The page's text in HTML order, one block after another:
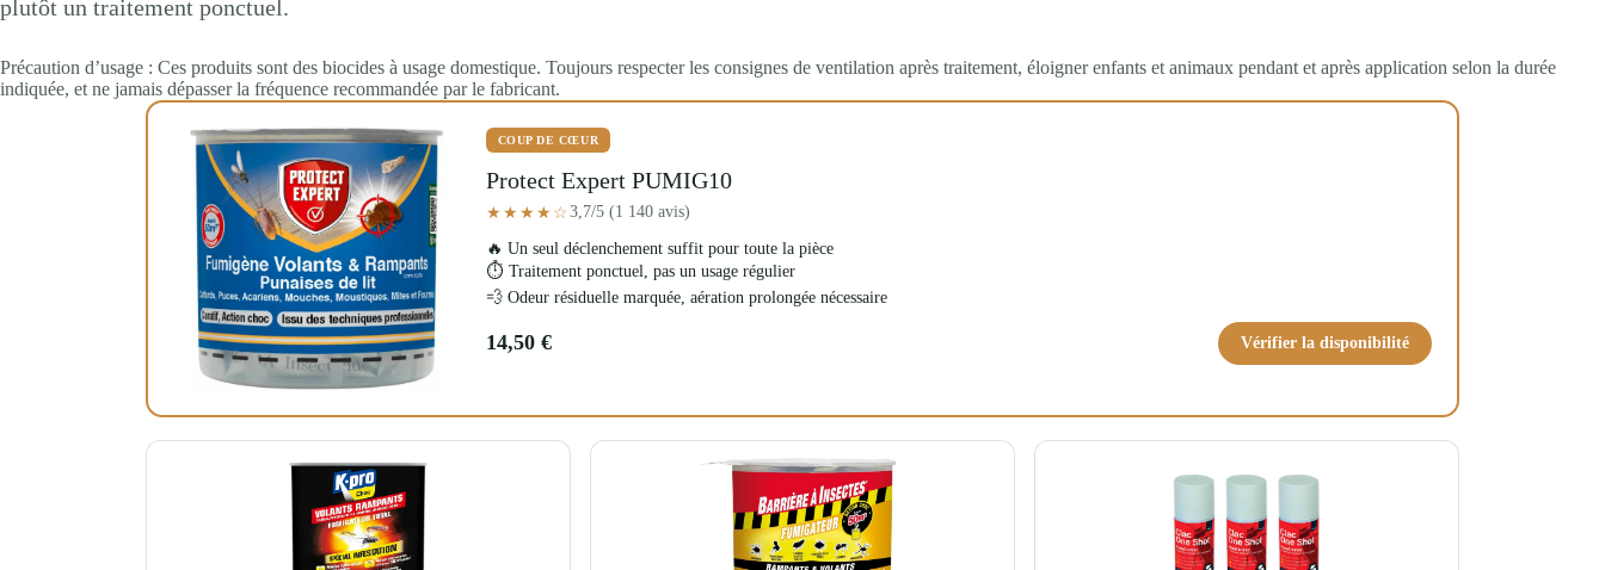
plutôt un traitement ponctuel.
Précaution d’usage : Ces produits sont des biocides à usage domestique. Toujours respecter les consignes de ventilation après traitement, éloigner enfants et animaux pendant et après application selon la durée
indiquée, et ne jamais dépasser la fréquence recommandée par le fabricant.
COUP DE CŒUR
Protect Expert PUMIG10
★★★★☆3,7/5 (1 140 avis)
🔥 Un seul déclenchement suffit pour toute la pièce
⏱️ Traitement ponctuel, pas un usage régulier
💨 Odeur résiduelle marquée, aération prolongée nécessaire
14,50 € Vérifier la disponibilité